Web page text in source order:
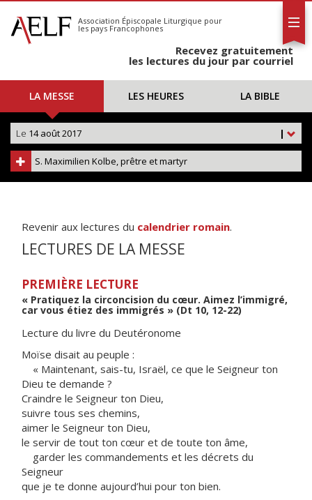
S'abonner
Calendrier
Association Épiscopale Liturgique pour
les pays Francophones
Recevez gratuitement
les lectures du jour par courriel
LA MESSE LES HEURES LA BIBLE
|
Le 14 août 2017
S. Maximilien Kolbe, prêtre et martyr
Revenir aux lectures du calendrier romain.
LECTURES DE LA MESSE
PREMIÈRE LECTURE
« Pratiquez la circoncision du cœur. Aimez l’immigré,
car vous étiez des immigrés » (Dt 10, 12-22)
Lecture du livre du Deutéronome
Moïse disait au peuple :
« Maintenant, sais-tu, Israël, ce que le Seigneur ton
Dieu te demande ?
Craindre le Seigneur ton Dieu,
suivre tous ses chemins,
aimer le Seigneur ton Dieu,
le servir de tout ton cœur et de toute ton âme,
garder les commandements et les décrets du
Seigneur
que je te donne aujourd’hui pour ton bien.